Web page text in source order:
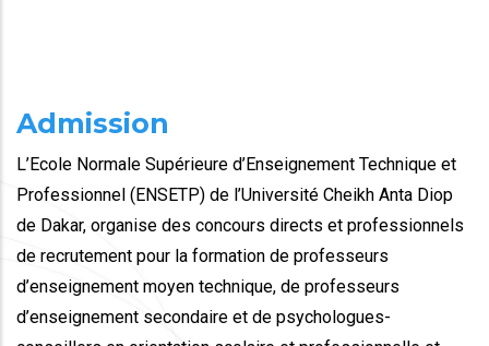
Admission
L’Ecole Normale Supérieure d’Enseignement Technique et
Professionnel (ENSETP) de l’Université Cheikh Anta Diop
de Dakar, organise des concours directs et professionnels
de recrutement pour la formation de professeurs
d’enseignement moyen technique, de professeurs
d’enseignement secondaire et de psychologues-